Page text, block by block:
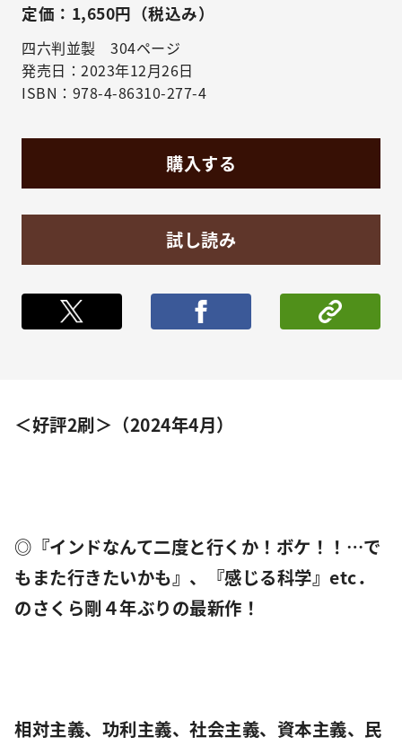
定価：1,650円（税込み）
四六判並製 304ページ
発売日：2023年12月26日
ISBN：978-4-86310-277-4
購入する
試し読み
ポストする シェア
＜好評2刷＞（2024年4月）
◎『インドなんて二度と行くか！ボケ！！…で
もまた行きたいかも』、『感じる科学』etc．
のさくら剛４年ぶりの最新作！
相対主義、功利主義、社会主義、資本主義、民